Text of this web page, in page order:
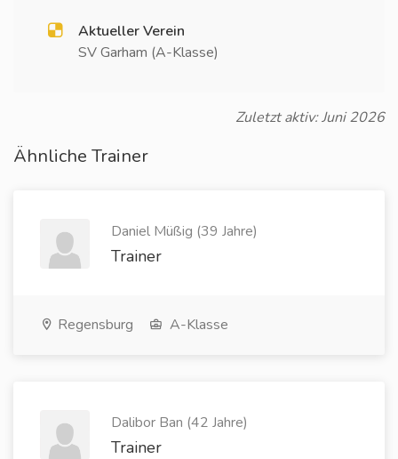
Aktueller Verein
SV Garham (A-Klasse)
Zuletzt aktiv: Juni 2026
Ähnliche Trainer
Daniel Müßig (39 Jahre)
Trainer
Regensburg A-Klasse
Dalibor Ban (42 Jahre)
Trainer